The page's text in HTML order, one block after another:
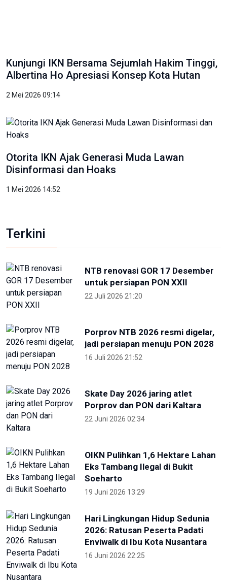
Kunjungi IKN Bersama Sejumlah Hakim Tinggi,
Albertina Ho Apresiasi Konsep Kota Hutan
2 Mei 2026 09:14
Otorita IKN Ajak Generasi Muda Lawan
Disinformasi dan Hoaks
1 Mei 2026 14:52
Terkini
NTB renovasi GOR 17 Desember
untuk persiapan PON XXII
22 Juli 2026 21:20
Porprov NTB 2026 resmi digelar,
jadi persiapan menuju PON 2028
16 Juli 2026 21:52
Skate Day 2026 jaring atlet
Porprov dan PON dari Kaltara
22 Juni 2026 02:34
OIKN Pulihkan 1,6 Hektare Lahan
Eks Tambang Ilegal di Bukit
Soeharto
19 Juni 2026 13:29
Hari Lingkungan Hidup Sedunia
2026: Ratusan Peserta Padati
Enviwalk di Ibu Kota Nusantara
16 Juni 2026 22:25